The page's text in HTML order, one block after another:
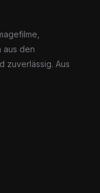
aus den
zuverlässig. Aus